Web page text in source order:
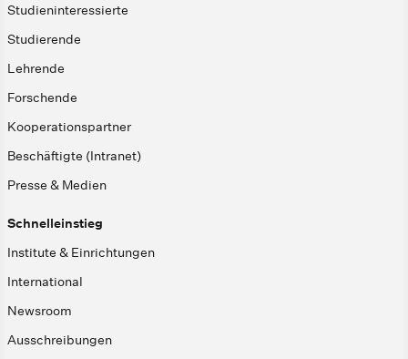
Studieninteressierte
Studierende
Lehrende
Forschende
Kooperationspartner
Beschäftigte (Intranet)
Presse & Medien
Schnelleinstieg
Institute & Einrichtungen
International
Newsroom
Ausschreibungen